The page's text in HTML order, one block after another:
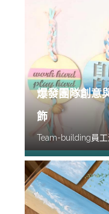
爆發團隊創意
飾
Team-building員工